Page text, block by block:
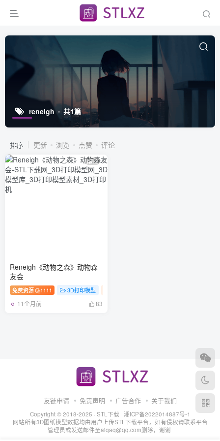
reneigh 共1篇
排序 更新 浏览 点赞 评论
2
Reneigh《动物之森》动物森
友会
免费资源 1111 3D打印模型
11个月前 83
友链申请 免责声明 广告合作 关于我们
Copyright © 2018-2025 · STL下载
湘ICP备2022014887号-1
网站所有3D图纸模型数据均由用户上传STL下载平台，如有侵权请联系平台
管理员或发送邮件至aiqaq@qq.com删除，谢谢